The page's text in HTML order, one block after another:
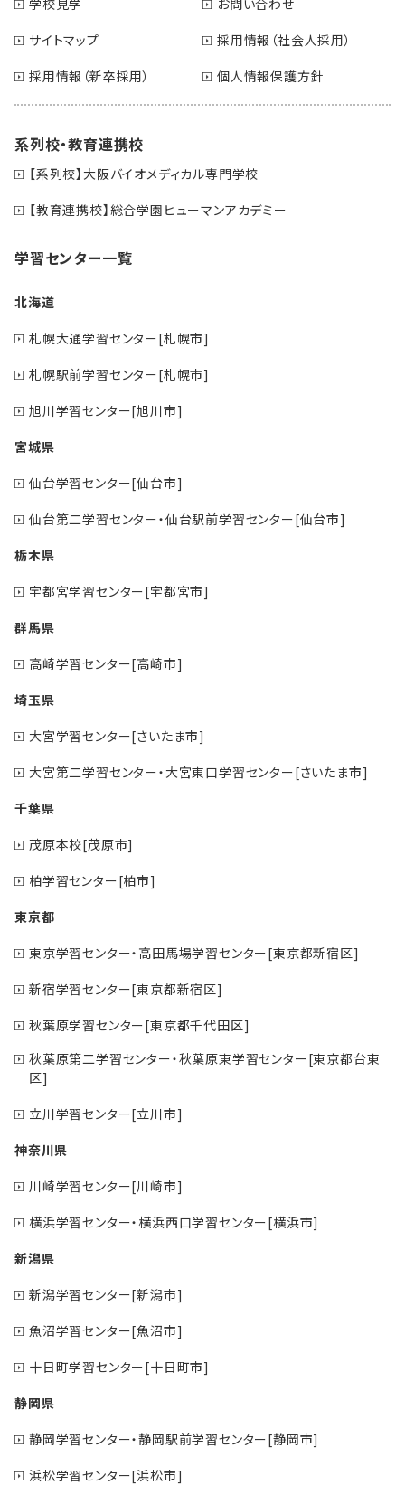
サイトマップ
採用情報（社会人採用）
採用情報（新卒採用）
個人情報保護方針
系列校・教育連携校
【系列校】大阪バイオメディカル専門学校
【教育連携校】総合学園ヒューマンアカデミー
学習センター一覧
北海道
札幌大通学習センター[札幌市]
札幌駅前学習センター[札幌市]
旭川学習センター[旭川市]
宮城県
仙台学習センター[仙台市]
仙台第二学習センター・仙台駅前学習センター[仙台市]
栃木県
宇都宮学習センター[宇都宮市]
群馬県
高崎学習センター[高崎市]
埼玉県
大宮学習センター[さいたま市]
大宮第二学習センター・大宮東口学習センター[さいたま市]
千葉県
茂原本校[茂原市]
柏学習センター[柏市]
東京都
東京学習センター・高田馬場学習センター[東京都新宿区]
新宿学習センター[東京都新宿区]
秋葉原学習センター[東京都千代田区]
秋葉原第二学習センター・秋葉原東学習センター[東京都台東
区]
立川学習センター[立川市]
神奈川県
川崎学習センター[川崎市]
横浜学習センター・横浜西口学習センター[横浜市]
新潟県
新潟学習センター[新潟市]
魚沼学習センター[魚沼市]
十日町学習センター[十日町市]
静岡県
静岡学習センター・静岡駅前学習センター[静岡市]
浜松学習センター[浜松市]